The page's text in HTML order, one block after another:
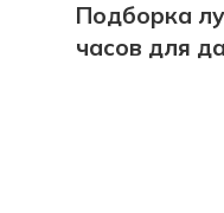
Подборка
часов для